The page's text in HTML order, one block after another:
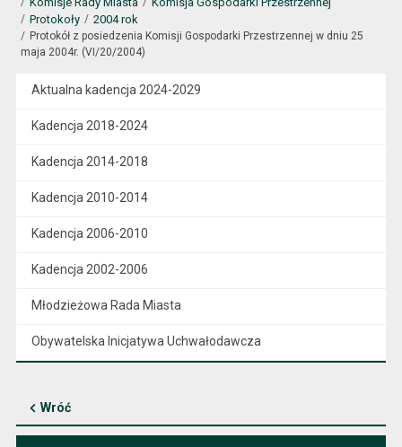
Protokoły
2004 rok
Protokół z posiedzenia Komisji Gospodarki Przestrzennej w dniu 25
maja 2004r. (VI/20/2004)
Aktualna kadencja 2024-2029
Kadencja 2018-2024
Kadencja 2014-2018
Kadencja 2010-2014
Kadencja 2006-2010
Kadencja 2002-2006
Młodzieżowa Rada Miasta
Obywatelska Inicjatywa Uchwałodawcza
Wróć